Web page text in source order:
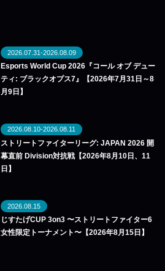
2026.07.31-2026.08.09
Esports World Cup 2026『コール オブ デュー
ティ: ブラックオプス7』【2026年7月31日～8
月9日】
2026.08.10-2026.08.11
ストリートファイターリーグ: JAPAN 2026 開
幕直前 Division対抗戦【2026年8月10日、11
日】
2026.08.15
じすたげCUP 3on3 〜ストリートファイター6
女性限定トーナメント〜【2026年8月15日】